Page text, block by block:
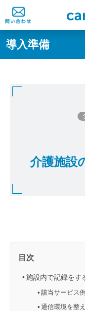
導入準備
介護施設
目次
施設内で記録をす
該当サービス例
通信環境を整